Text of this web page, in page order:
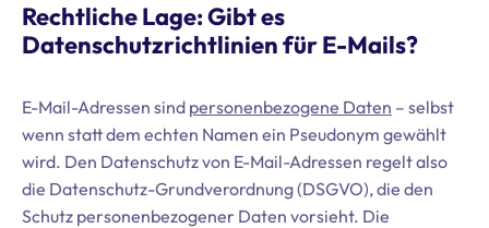
Rechtliche Lage: Gibt es
Datenschutzrichtlinien für E-Mails?
E-Mail-Adressen sind personenbezogene Daten – selbst
wenn statt dem echten Namen ein Pseudonym gewählt
wird. Den Datenschutz von E-Mail-Adressen regelt also
die Datenschutz-Grundverordnung (DSGVO), die den
Schutz personenbezogener Daten vorsieht. Die